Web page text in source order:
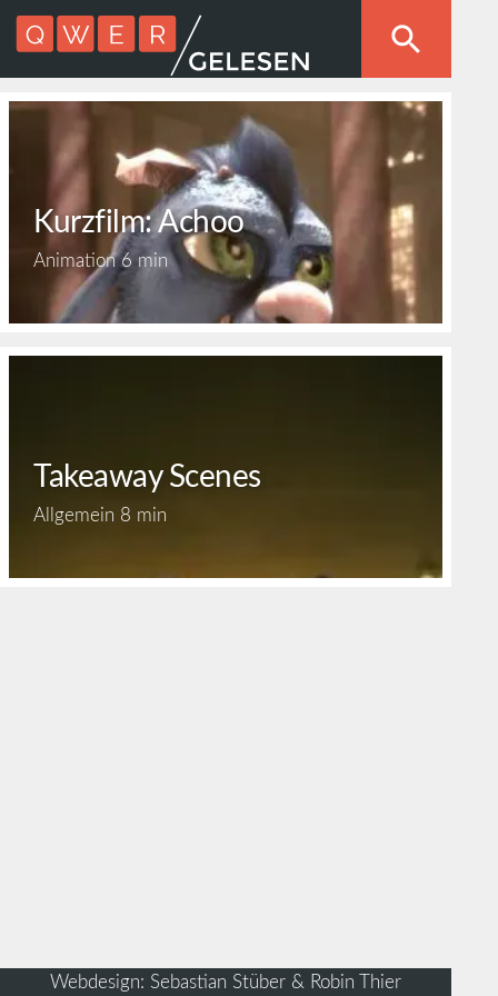
Kurzfilm: Achoo
Animation6 min
Takeaway Scenes
Allgemein 8 min
Webdesign: Sebastian Stüber & Robin Thier